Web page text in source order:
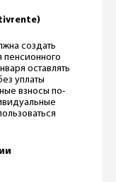
создать
пенсионного
оставлять
уплаты
взносы по-